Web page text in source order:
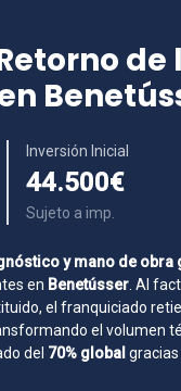
de
Inversión Inicial
44.500€
Sujeto a imp.
y mano de obra
en Benetússer . Al
el franquiciado
el volumen
del 70% global gracias